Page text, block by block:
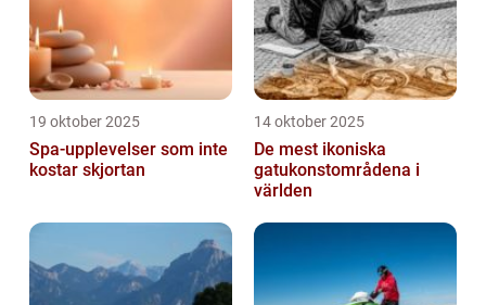
19 oktober 2025
Spa-upplevelser som inte
kostar skjortan
14 oktober 2025
De mest ikoniska
gatukonstområdena i
världen